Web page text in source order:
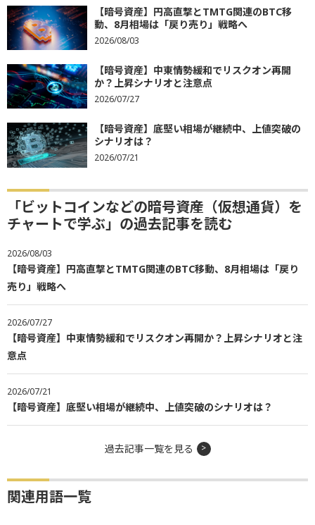
【暗号資産】円高直撃とTMTG関連のBTC移
動、8月相場は「戻り売り」戦略へ
2026/08/03
【暗号資産】中東情勢緩和でリスクオン再開
か？上昇シナリオと注意点
2026/07/27
【暗号資産】底堅い相場が継続中、上値突破の
シナリオは？
2026/07/21
「ビットコインなどの暗号資産（仮想通貨）を
チャートで学ぶ」の過去記事を読む
2026/08/03
【暗号資産】円高直撃とTMTG関連のBTC移動、8月相場は「戻り
売り」戦略へ
2026/07/27
【暗号資産】中東情勢緩和でリスクオン再開か？上昇シナリオと注
意点
2026/07/21
【暗号資産】底堅い相場が継続中、上値突破のシナリオは？
過去記事一覧を見る
関連用語一覧